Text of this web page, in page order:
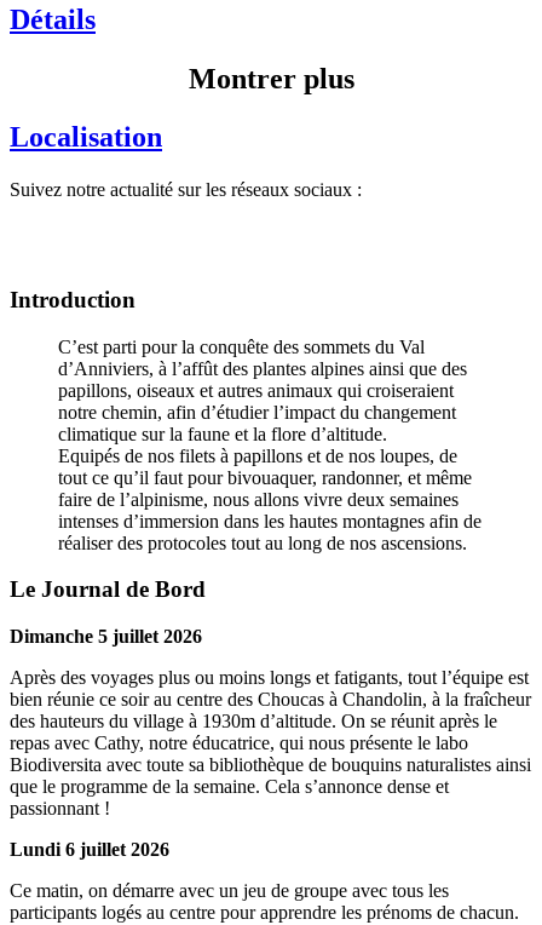
Détails
Montrer plus
Localisation
Suivez notre actualité sur les réseaux sociaux :
Introduction
C’est parti pour la conquête des sommets du Val
d’Anniviers, à l’affût des plantes alpines ainsi que des
papillons, oiseaux et autres animaux qui croiseraient
notre chemin, afin d’étudier l’impact du changement
climatique sur la faune et la flore d’altitude.
Equipés de nos filets à papillons et de nos loupes, de
tout ce qu’il faut pour bivouaquer, randonner, et même
faire de l’alpinisme, nous allons vivre deux semaines
intenses d’immersion dans les hautes montagnes afin de
réaliser des protocoles tout au long de nos ascensions.
Le Journal de Bord
Dimanche 5 juillet 2026
Après des voyages plus ou moins longs et fatigants, tout l’équipe est
bien réunie ce soir au centre des Choucas à Chandolin, à la fraîcheur
des hauteurs du village à 1930m d’altitude. On se réunit après le
repas avec Cathy, notre éducatrice, qui nous présente le labo
Biodiversita avec toute sa bibliothèque de bouquins naturalistes ainsi
que le programme de la semaine. Cela s’annonce dense et
passionnant !
Lundi 6 juillet 2026
Ce matin, on démarre avec un jeu de groupe avec tous les
participants logés au centre pour apprendre les prénoms de chacun.